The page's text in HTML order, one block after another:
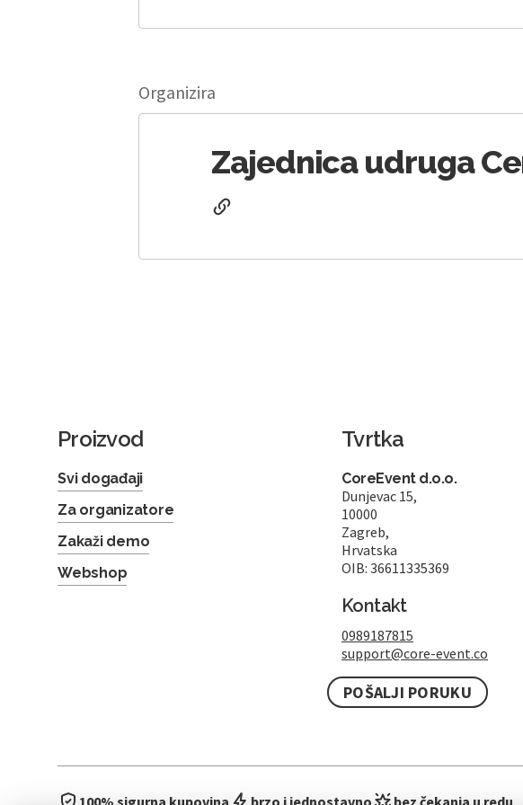
Organizira
Zajednica udruga
Proizvod
Svi događaji
Za organizatore
Zakaži demo
Webshop
Tvrtka
CoreEvent d.o.o.
Dunjevac 15,
10000
Zagreb,
Hrvatska
OIB: 36611335369
Kontakt
0989187815
support@core-event.co
POŠALJI PORUKU
100% sigurna kupovina brzo i jednostavno bez čekanja u redu